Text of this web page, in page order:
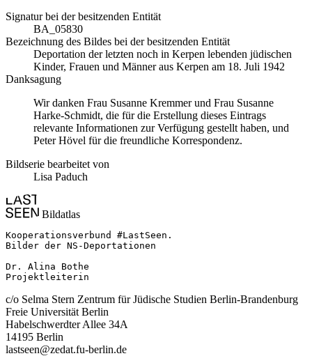
Signatur bei der besitzenden Entität
BA_05830
Bezeichnung des Bildes bei der besitzenden Entität
Deportation der letzten noch in Kerpen lebenden jüdischen
Kinder, Frauen und Männer aus Kerpen am 18. Juli 1942
Danksagung
Wir danken Frau Susanne Kremmer und Frau Susanne
Harke-Schmidt, die für die Erstellung dieses Eintrags
relevante Informationen zur Verfügung gestellt haben, und
Peter Hövel für die freundliche Korrespondenz.
Bildserie bearbeitet von
Lisa Paduch
Bildatlas
Kooperationsverbund #LastSeen.
Bilder der NS-Deportationen
Dr. Alina Bothe
Projektleiterin
c/o Selma Stern Zentrum für Jüdische Studien Berlin-Brandenburg
Freie Universität Berlin
Habelschwerdter Allee 34A
14195 Berlin
lastseen@zedat.fu-berlin.de